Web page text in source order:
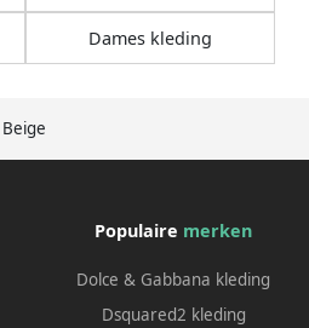
Beige
Dames kleding
Populaire merken
Dolce & Gabbana kleding
Dsquared2 kleding